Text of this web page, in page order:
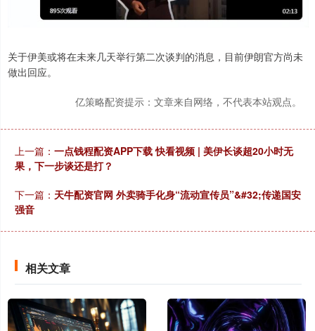
关于伊美或将在未来几天举行第二次谈判的消息，目前伊朗官方尚未
做出回应。
亿策略配资提示：文章来自网络，不代表本站观点。
上一篇： 一点钱程配资APP下载 快看视频 | 美伊长谈超20小时无
果，下一步谈还是打？
下一篇： 天牛配资官网 外卖骑手化身“流动宣传员”&#32;传递国安
强音
相关文章